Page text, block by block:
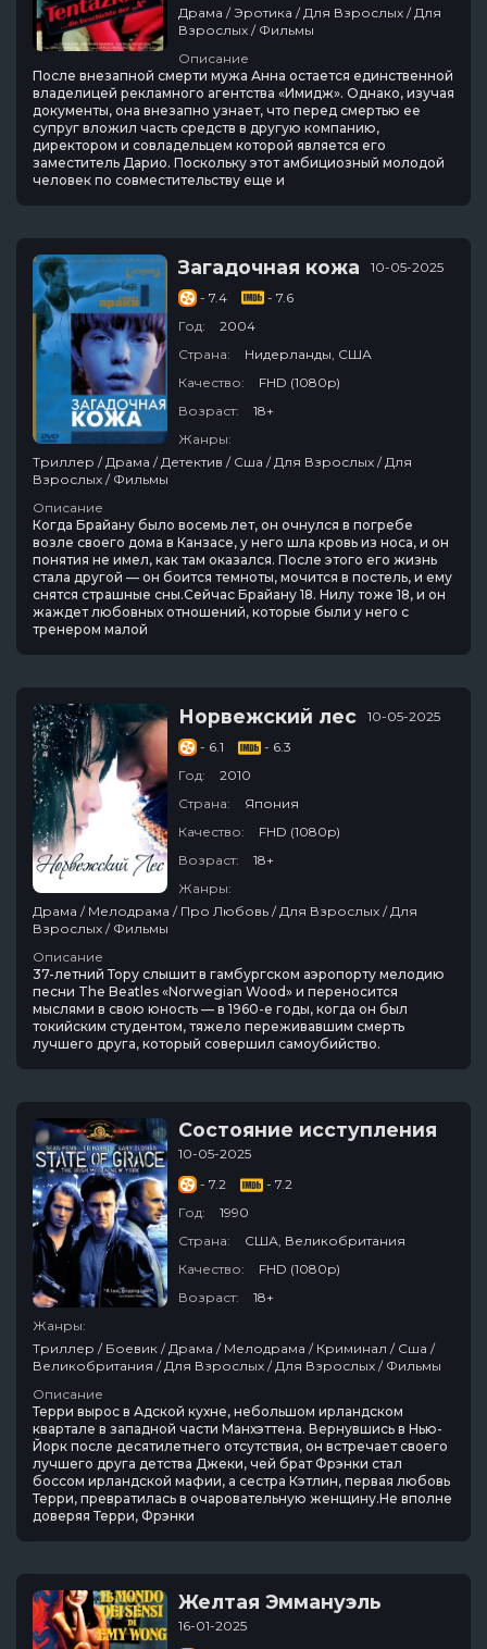
Драма / Эротика / Для Взрослых / Для
Взрослых / Фильмы
Описание
После внезапной смерти мужа Анна остается единственной
владелицей рекламного агентства «Имидж». Однако, изучая
документы, она внезапно узнает, что перед смертью ее
супруг вложил часть средств в другую компанию,
директором и совладельцем которой является его
заместитель Дарио. Поскольку этот амбициозный молодой
человек по совместительству еще и
Загадочная кожа
10-05-2025
- 7.4
- 7.6
Год:
2004
Страна:
Нидерланды, США
Качество:
FHD (1080p)
Возраст:
18+
Жанры:
Триллер / Драма / Детектив / Сша / Для Взрослых / Для
Взрослых / Фильмы
Описание
Когда Брайану было восемь лет, он очнулся в погребе
возле своего дома в Канзасе, у него шла кровь из носа, и он
понятия не имел, как там оказался. После этого его жизнь
стала другой — он боится темноты, мочится в постель, и ему
снятся страшные сны.Сейчас Брайану 18. Нилу тоже 18, и он
жаждет любовных отношений, которые были у него с
тренером малой
Норвежский лес
10-05-2025
- 6.1
- 6.3
Год:
2010
Страна:
Япония
Качество:
FHD (1080p)
Возраст:
18+
Жанры:
Драма / Мелодрама / Про Любовь / Для Взрослых / Для
Взрослых / Фильмы
Описание
37-летний Тору слышит в гамбургском аэропорту мелодию
песни The Beatles «Norwegian Wood» и переносится
мыслями в свою юность — в 1960-е годы, когда он был
токийским студентом, тяжело переживавшим смерть
лучшего друга, который совершил самоубийство.
Состояние исступления
10-05-2025
- 7.2
- 7.2
Год:
1990
Страна:
США, Великобритания
Качество:
FHD (1080p)
Возраст:
18+
Жанры:
Триллер / Боевик / Драма / Мелодрама / Криминал / Сша /
Великобритания / Для Взрослых / Для Взрослых / Фильмы
Описание
Терри вырос в Адской кухне, небольшом ирландском
квартале в западной части Манхэттена. Вернувшись в Нью-
Йорк после десятилетнего отсутствия, он встречает своего
лучшего друга детства Джеки, чей брат Фрэнки стал
боссом ирландской мафии, а сестра Кэтлин, первая любовь
Терри, превратилась в очаровательную женщину.Не вполне
доверяя Терри, Фрэнки
Желтая Эммануэль
16-01-2025